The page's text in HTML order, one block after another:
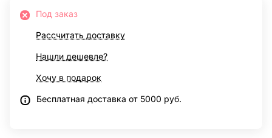
Под заказ
Рассчитать доставку
Нашли дешевле?
Хочу в подарок
Бесплатная доставка от 5000 руб.